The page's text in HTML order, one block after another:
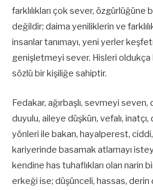
farklılıkları çok sever, özgürlüğüne
değildir; daima yeniliklerin ve
insanlar tanımayı, yeni yerler
genişletmeyi sever. Hisleri oldukça
sözlü bir kişiliğe sahiptir.
Fedakar, ağırbaşlı, sevmeyi
duyulu, aileye düşkün, vefalı,
yönleri ile bakan, hayalperest,
kariyerinde basamak atlamayı
kendine has tuhaflıkları olan narin
erkeği ise; düşünceli, hassas, derin